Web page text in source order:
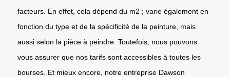
facteurs. En effet, cela dépend du m2 ; varie également en
fonction du type et de la spécificité de la peinture, mais
aussi selon la pièce à peindre. Toutefois, nous pouvons
vous assurer que nos tarifs sont accessibles à toutes les
bourses. Et mieux encore, notre entreprise Dawson